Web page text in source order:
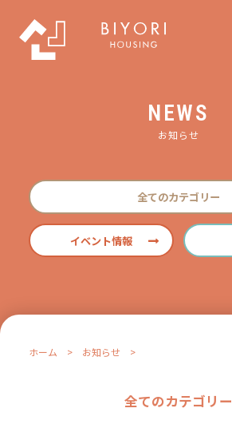
NEWS
お知らせ
全てのカテゴリー
イベント情報
ホーム > お知らせ>
全てのカテゴリー